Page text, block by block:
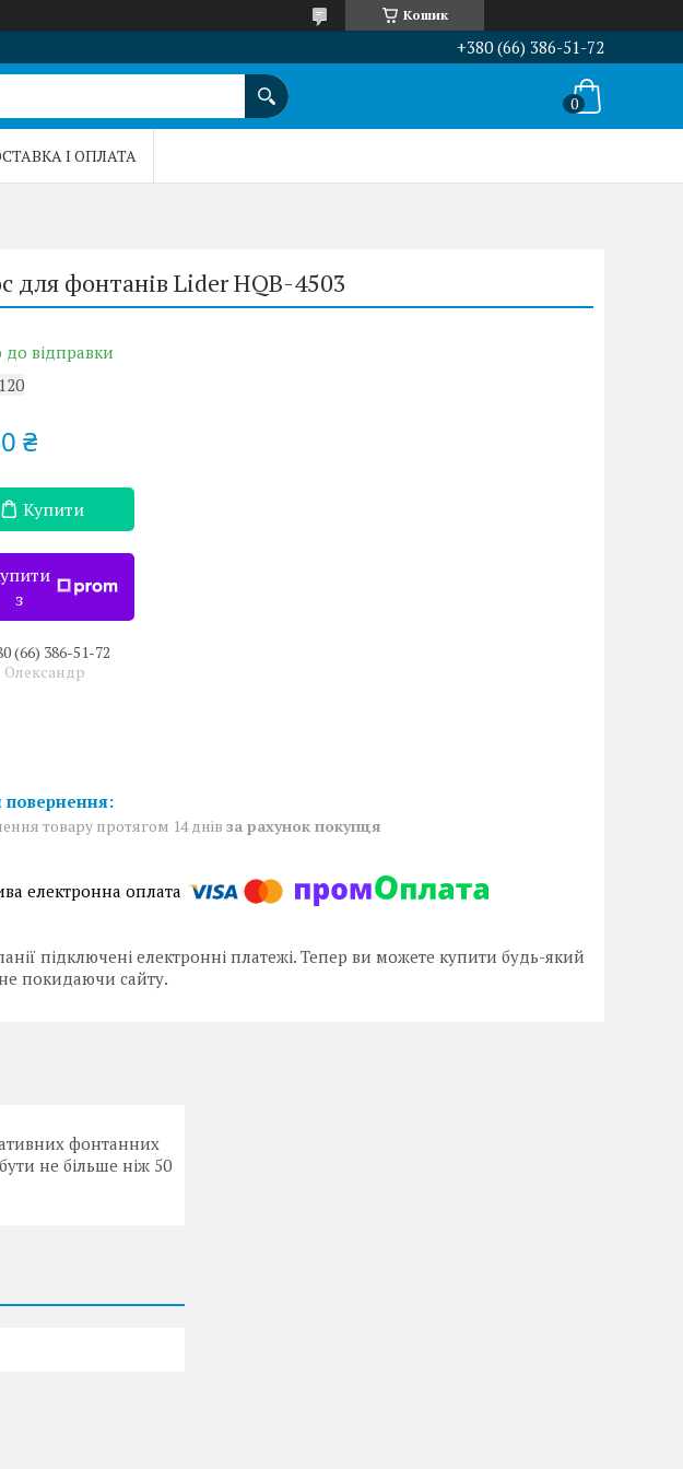
Кошик
+380 (66) 386-51-72
І ОПЛАТА
для фонтанів Lider HQB-4503
до відправки
₴
Купити
з
(66) 386-51-72
Олександр
товару протягом 14 днів за рахунок покупця
підключені електронні платежі. Тепер ви можете купити будь-який
покидаючи сайту.
фонтанних
не більше ніж 50